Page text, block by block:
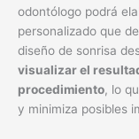
odontólogo podrá
personalizado que
diseño de sonrisa
visualizar el
procedimiento, lo
y minimiza posibles